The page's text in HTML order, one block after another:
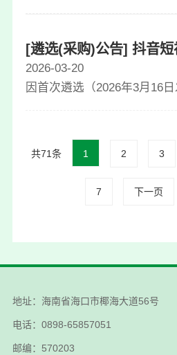
[遴选(采购)公告] 抖音
2026-03-20
因首次遴选（2026年3月16
共71条 1 2 3
7 下一页
地址：海南省海口市椰海大道56号
电话：0898-65857051
邮编：570203